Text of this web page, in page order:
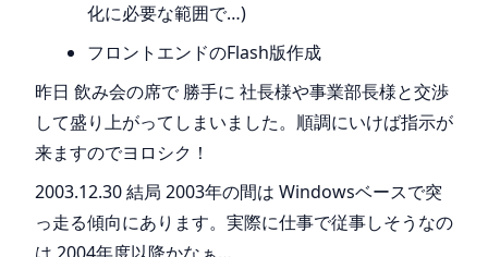
化に必要な範囲で…)
フロントエンドのFlash版作成
昨日 飲み会の席で 勝手に 社長様や事業部長様と交渉
して盛り上がってしまいました。順調にいけば指示が
来ますのでヨロシク！
2003.12.30 結局 2003年の間は Windowsベースで突
っ走る傾向にあります。実際に仕事で従事しそうなの